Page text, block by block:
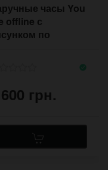
часы You
offline с
по
грн.